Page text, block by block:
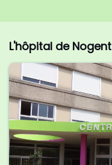
L'hôpital de Nogent